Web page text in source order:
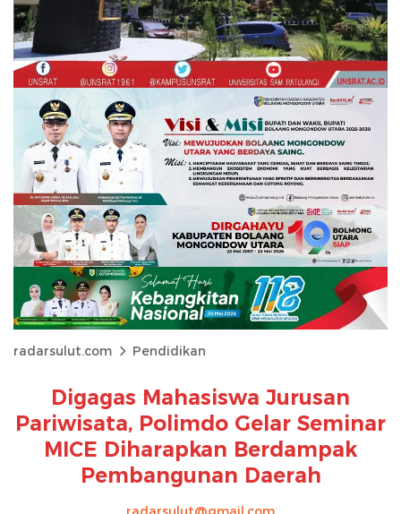
radarsulut.com Pendidikan
Digagas Mahasiswa Jurusan
Pariwisata, Polimdo Gelar Seminar
MICE Diharapkan Berdampak
Pembangunan Daerah